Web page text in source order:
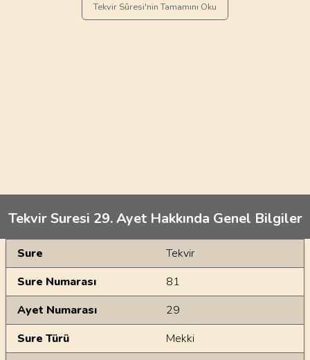
Tekvir Sûresi'nin Tamamını Oku
Tekvir Suresi 29. Ayet Hakkında Genel Bilgiler
Genel Bilgiler
Sure
Tekvir
Sure Numarası
81
Ayet Numarası
29
Sure Türü
Mekki